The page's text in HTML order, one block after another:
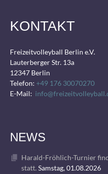
KONTAKT
Freizeitvolleyball Berlin e.V.
Lauterberger Str. 13a
12347 Berlin
Telefon: +49 176 30070270
E-Mail:
NEWS
Harald-Fröhlich-Turnier
statt. Samstag, 01.08.2026